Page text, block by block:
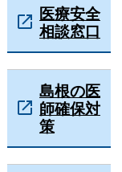
医療安全
相談窓口
島根の医
師確保対
策